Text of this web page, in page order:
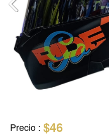
Precio : $46